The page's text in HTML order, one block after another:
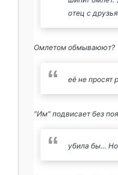
отец с
Омлетом обмываюют?
её не просят
"Им" подвисает без
убила бы…